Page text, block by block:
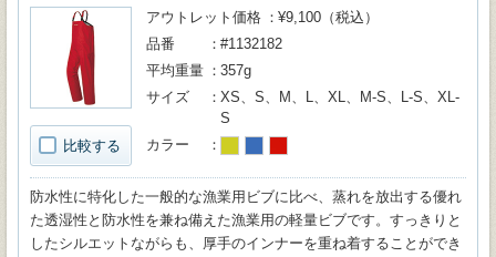
比較する
アウトレット価格
¥9,100（税込）
品番
#1132182
平均重量
357g
サイズ
XS、S、M、L、XL、M-S、L-S、XL-
S
カラー
防水性に特化した一般的な漁業用ビブに比べ、蒸れを放出する優れ
た透湿性と防水性を兼ね備えた漁業用の軽量ビブです。すっきりと
したシルエットながらも、厚手のインナーを重ね着することができ